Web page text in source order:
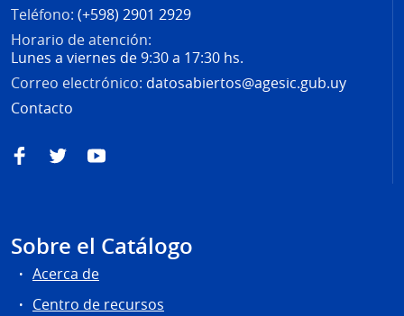
Teléfono: (+598) 2901 2929
Horario de atención:
Lunes a viernes de 9:30 a 17:30 hs.
Correo electrónico: datosabiertos@agesic.gub.uy
Contacto
FacebookTwitterYouTube
Sobre el Catálogo
Acerca de
Centro de recursos